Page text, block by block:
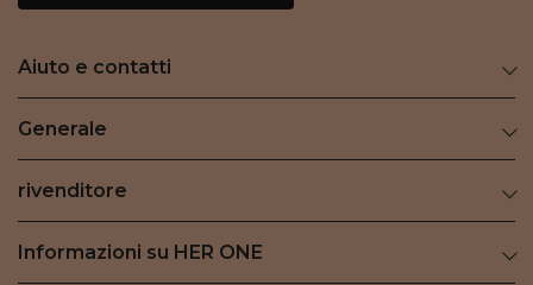
Aiuto e contatti
Generale
rivenditore
Informazioni su HER ONE